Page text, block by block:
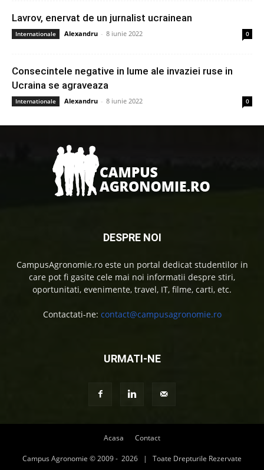
Lavrov, enervat de un jurnalist ucrainean
Internationale Alexandru - 8 iunie 2022 0
Consecintele negative in lume ale invaziei ruse in
Ucraina se agraveaza
Internationale Alexandru - 8 iunie 2022 0
DESPRE NOI
CampusAgronomie.ro este un portal dedicat studentilor in
care pot fi gasite cele mai noi informatii despre stiri,
oportunitati, evenimente, travel, IT, filme, carti, etc.
Contactati-ne: contact@campusagronomie.ro
URMATI-NE
Acasa Contact
Campus Agronomie © 2009 - 2026 | Toate Drepturile Rezervate